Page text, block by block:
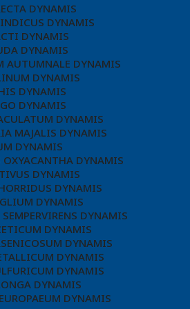
DYNAMIS
DYNAMIS
DYNAMIS
DYNAMIS
AUTUMNALE DYNAMIS
DYNAMIS
DYNAMIS
DYNAMIS
DYNAMIS
MAJALIS DYNAMIS
DYNAMIS
OXYACANTHA DYNAMIS
DYNAMIS
DYNAMIS
DYNAMIS
SEMPERVIRENS DYNAMIS
DYNAMIS
DYNAMIS
DYNAMIS
DYNAMIS
DYNAMIS
DYNAMIS